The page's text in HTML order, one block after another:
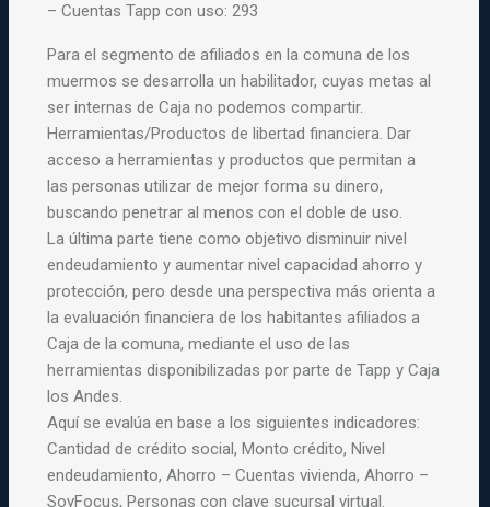
– Cuentas Tapp con uso: 293
Para el segmento de afiliados en la comuna de los
muermos se desarrolla un habilitador, cuyas metas al
ser internas de Caja no podemos compartir.
Herramientas/Productos de libertad financiera. Dar
acceso a herramientas y productos que permitan a
las personas utilizar de mejor forma su dinero,
buscando penetrar al menos con el doble de uso.
La última parte tiene como objetivo disminuir nivel
endeudamiento y aumentar nivel capacidad ahorro y
protección, pero desde una perspectiva más orienta a
la evaluación financiera de los habitantes afiliados a
Caja de la comuna, mediante el uso de las
herramientas disponibilizadas por parte de Tapp y Caja
los Andes.
Aquí se evalúa en base a los siguientes indicadores:
Cantidad de crédito social, Monto crédito, Nivel
endeudamiento, Ahorro – Cuentas vivienda, Ahorro –
SoyFocus, Personas con clave sucursal virtual.